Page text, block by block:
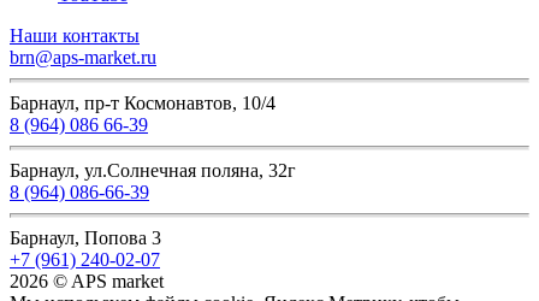
Наши контакты
brn@aps-market.ru
Барнаул, пр-т Космонавтов, 10/4
8 (964) 086 66-39
Барнаул, ул.Солнечная поляна, 32г
8 (964) 086-66-39
Барнаул, Попова 3
+7 (961) 240-02-07
2026 © APS market